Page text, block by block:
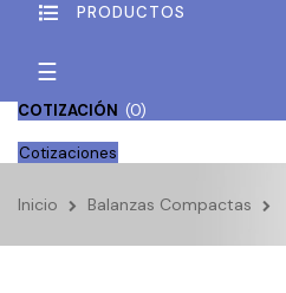
PRODUCTOS
Navegación
palanca
☰
COTIZACIÓN (0)
Cotizaciones
Inicio Balanzas Compactas